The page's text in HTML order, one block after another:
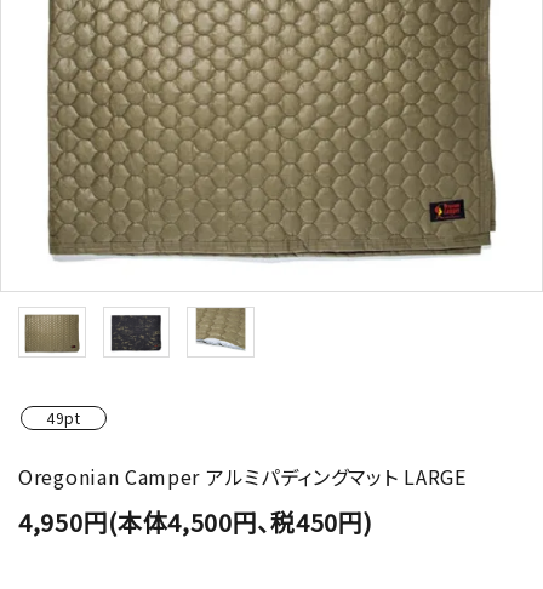
INFORMATION
49pt
Oregonian Camper アルミパディングマット LARGE
4,950円(本体4,500円、税450円)